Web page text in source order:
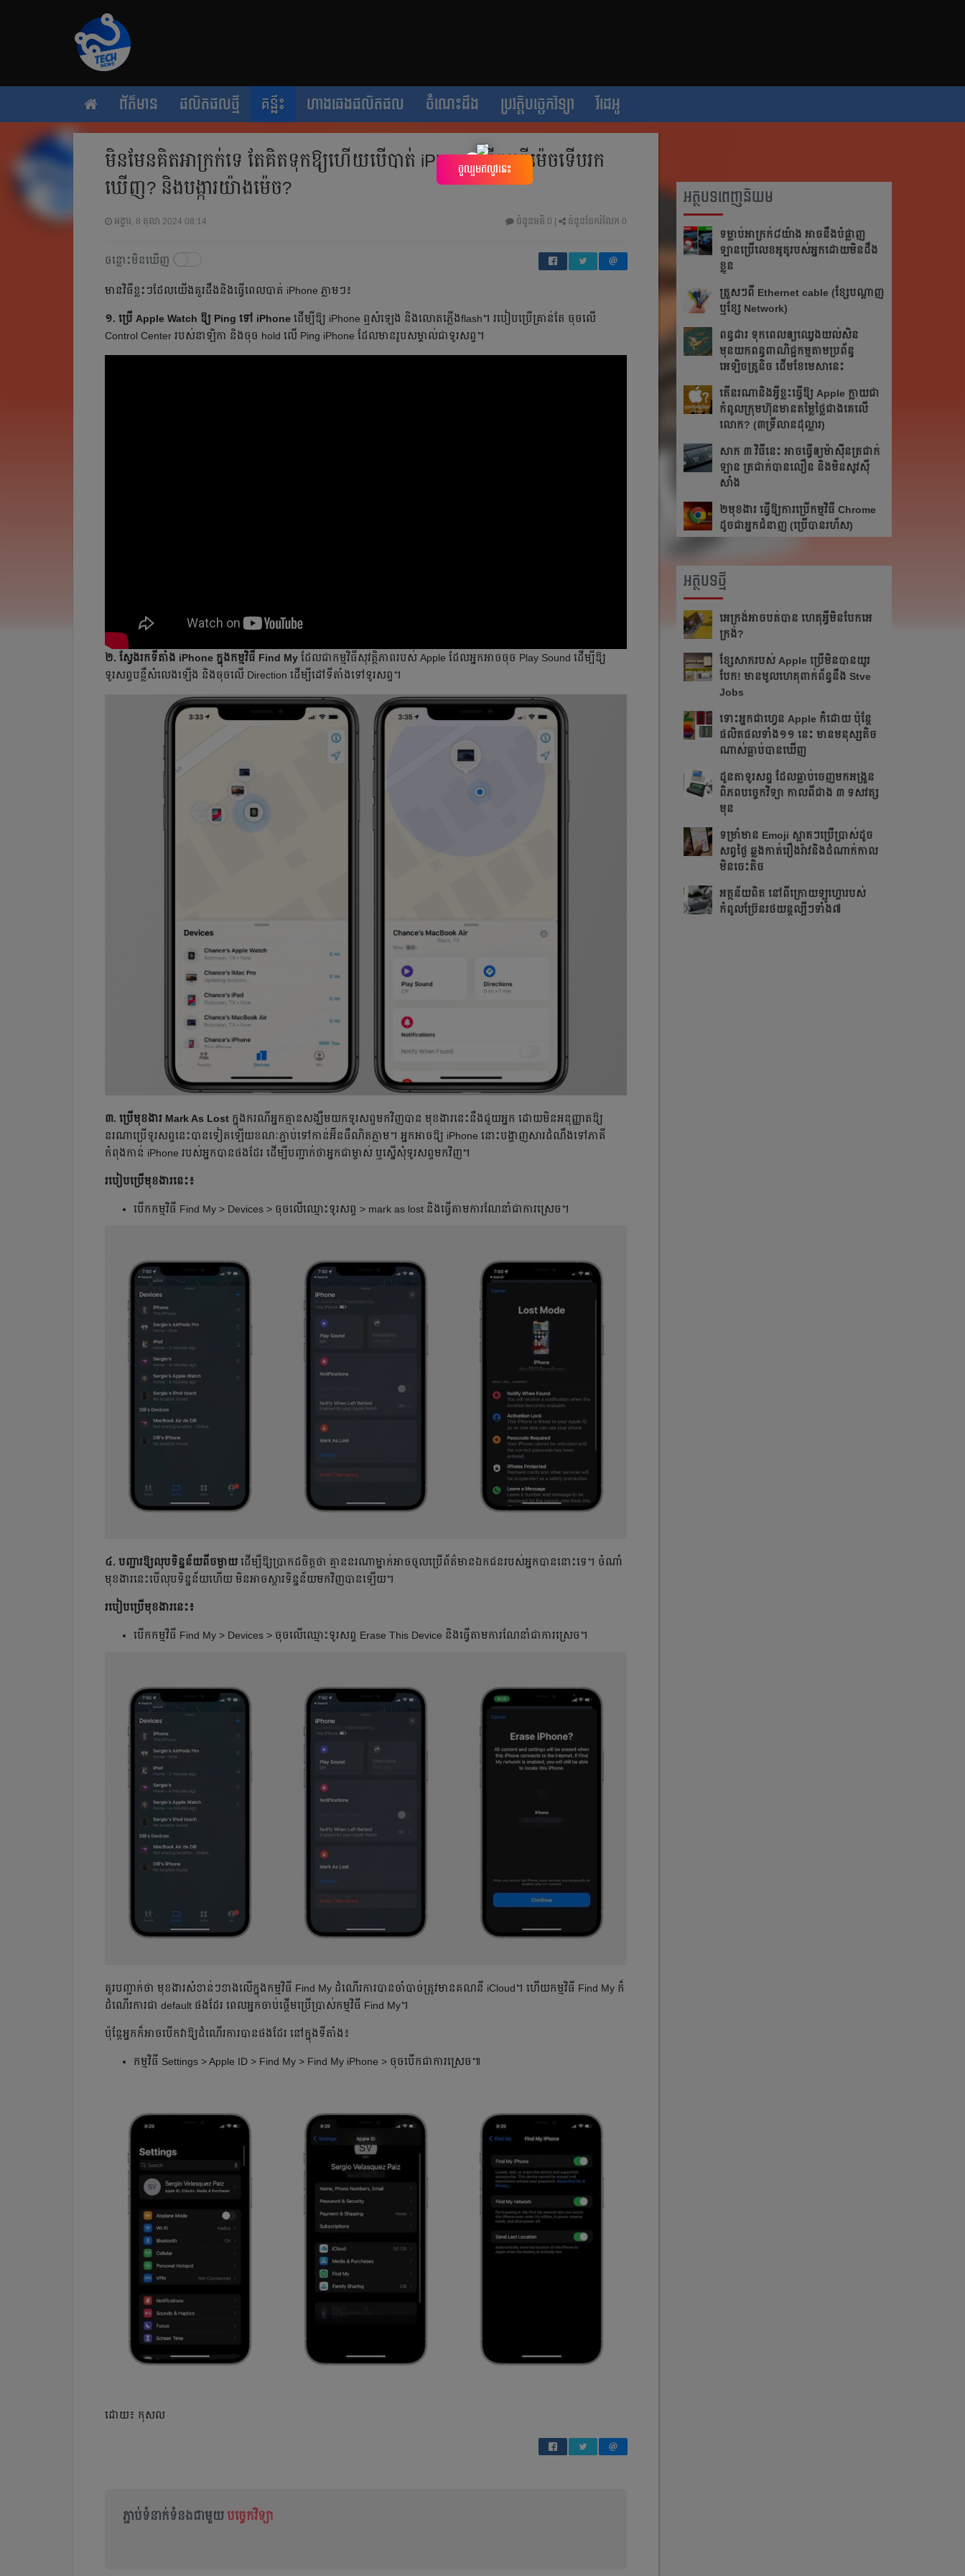
ព័ត៌មាន ផលិតផលថ្មី គន្លឹះ ហាងឆេងផលិតផល ចំណេះដឹង ប្រវត្តិបច្ចេកវិទ្យា វីដេអូ
មិនមែនគិតអាក្រក់ទេ តែគិតទុកឱ្យហើយបើបាត់ iPhone តើគួរធ្វើម៉េចទើបរក
ឃើញ? និងបង្ការយ៉ាងម៉េច?
អង្គារ, 8 តុលា 2024 08:14 ចំនួនមតិ 0 ចំនួនចែករំលែក 0
ចន្លោះមិនឃើញ
មានវិធីខ្លះៗដែលយើងគួរដឹងនិងធ្វើពេលបាត់ iPhone ភ្លាមៗ៖
១. ប្រើ Apple Watch ឱ្យ Ping ទៅ iPhone ដើម្បីឱ្យ iPhone ឮសំឡេង និងលោតភ្លើងflash។ របៀបប្រើគ្រាន់តែ ចុចលើ
Control Center របស់នាឡិកា និងចុច hold លើ Ping iPhone ដែលមានរូបសម្គាល់ជាទូរសព្ទ។
២. ស្វែងរកទីតាំង iPhone ក្នុងកម្មវិធី Find My ដែលជាកម្មវិធីសុវត្ថិភាពរបស់ Apple ដែលអ្នកអាចចុច Play Sound ដើម្បីឱ្យ
ទូរសព្ទបន្លឺសំលេងឡើង និងចុចលើ Direction ដើម្បីដៅទីតាំងទៅទូរសព្ទ។
៣. ប្រើមុខងារ Mark As Lost ក្នុងករណីអ្នកគ្មានសង្ឃឹមយកទូរសព្ទមកវិញបាន មុខងារនេះនឹងជួយអ្នក ដោយមិនអនុញ្ញាតឱ្យ
នរណាប្រើទូរសព្ទនេះបានទៀតឡើយខណៈភ្ជាប់ទៅកាន់អ៊ីនធឺណិតភ្លាម។ អ្នកអាចឱ្យ iPhone នោះបង្ហាញសារដំណឹងទៅភាគី
កំពុងកាន់ iPhone របស់អ្នកបានផងដែរ ដើម្បីបញ្ជាក់ថាអ្នកជាម្ចាស់ ឬស្នើសុំទូរសព្ទមកវិញ។
របៀបប្រើមុខងារនេះ៖
បើកកម្មវិធី Find My > Devices > ចុចលើឈ្មោះទូរសព្ទ > mark as lost និងធ្វើតាមការណែនាំជាការស្រេច។
៤. បញ្ជារឱ្យលុបទិន្នន័យពីចម្ងាយ ដើម្បីឱ្យប្រាកដចិត្តថា គ្មាននរណាម្នាក់អាចចូលប្រើព័ត៌មានឯកជនរបស់អ្នកបាននោះទេ។ ចំណាំ
មុខងារនេះបើលុបទិន្នន័យហើយ មិនអាចស្ដារទិន្នន័យមកវិញបានឡើយ។
របៀបប្រើមុខងារនេះ៖
បើកកម្មវិធី Find My > Devices > ចុចលើឈ្មោះទូរសព្ទ Erase This Device និងធ្វើតាមការណែនាំជាការស្រេច។
គួរបញ្ជាក់ថា មុខងារសំខាន់ៗខាងលើក្នុងកម្មវិធី Find My ដំណើរការបានចាំបាច់ត្រូវមានគណនី iCloud។ ហើយកម្មវិធី Find My ក៏
ដំណើរការជា default ផងដែរ ពេលអ្នកចាប់ផ្ដើមប្រើប្រាស់កម្មវិធី Find My។
ប៉ុន្ដែអ្នកក៏អាចបើកវាឱ្យដំណើរការបានផងដែរ នៅក្នុងទីតាំង៖
កម្មវិធី Settings > Apple ID > Find My > Find My iPhone > ចុចបើកជាការស្រេច៕
ដោយ៖ កុសល
ភ្ជាប់ទំនាក់ទំនងជាមួយ បច្ចេកវិទ្យា
អត្ថបទពេញនិយម
ទម្លាប់​អាក្រក់​​៨​យ៉ាង អាច​នឹង​បំផ្លាញ​​
ឡាន​ប្រើ​លេខ​អូតូ​របស់​អ្នក​ដោយ​មិន​ដឹង​
ខ្លួន
ត្រួស​ៗ​​ពី​ ​Ethernet cable​ ​(ខ្សែ​បណ្ដាញ​
​ឬ​ខ្សែ​ ​Network)
ពន្ធដារ ទុកពេលឲ្យឈ្វេងយល់សិន
មុនយកពន្ធពាណិជ្ជកម្មតាមប្រព័ន្ធ
អេឡិចត្រូនិច ដើមខែមេសានេះ
តើនរណានិងអ្វីខ្លះធ្វើឱ្យ Apple ក្លាយជា
កំពូលក្រុមហ៊ុនមានតម្លៃថ្លៃជាងគេលើ
លោក? (៣ទ្រីលានដុល្លារ)
សាក ៣ វិធីនេះ ​​អាច​ធ្វើ​ឲ្យ​ម៉ាស៊ីន​ត្រជាក់​
ឡាន ត្រជាក់​បាន​លឿន​ និង​មិន​សូវ​ស៊ី​
សាំង​
២មុខងារ ធ្វើឱ្យការប្រើកម្មវិធី Chrome
ដូចជាអ្នកជំនាញ (ប្រើបានរហ័ស)
អត្ថបទថ្មី
អេក្រង់អាចបត់បាន ហេតុអ្វីមិនបែកអេ
ក្រង់?
ខ្សែសាករបស់ Apple ប្រើមិនបានយូរ
បែក! មានមូលហេតុពាក់ព័ន្ធនឹង Stve
Jobs
ទោះអ្នកជាហ្វេន Apple ក៏ដោយ ប៉ុន្ដែ
ផលិតផលទាំង១១ នេះ មានមនុស្សតិច
ណាស់ធ្លាប់បានឃើញ
ដូនតាទូរសព្ទ ដែលធ្លាប់ចេញមកអង្រួន
ពិភពបច្ចេកវិទ្យា កាលពីជាង ៣ ទសវត្ស
មុន
ទម្រាំមាន Emoji ស្អាតៗប្រើប្រាស់ដូច
សព្វថ្ងៃ ឆ្លងកាត់រឿងរ៉ាវនិងដំណាក់កាល
មិនចេះតិច
អត្ថន័យពិត នៅពីក្រោយឡូហ្គោរបស់
កំពូលប្រ៊ែនរថយន្តល្បីៗទាំង៧
×
ចូលរួមឥលូវនេះ